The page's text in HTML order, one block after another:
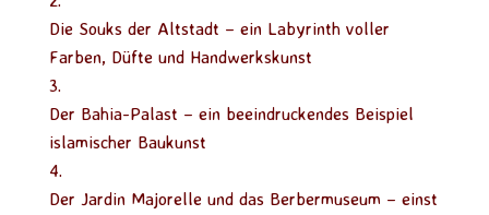
Die Souks der Altstadt – ein Labyrinth voller
Farben, Düfte und Handwerkskunst
Der Bahia-Palast – ein beeindruckendes Beispiel
islamischer Baukunst
Der Jardin Majorelle und das Berbermuseum – einst